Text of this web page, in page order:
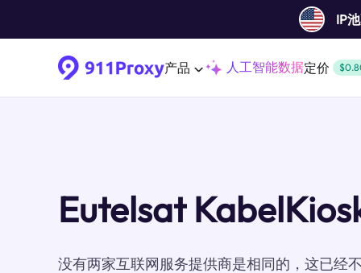
IP
产品 人工智能数据定价
Eutelsat
没有两家互联网服务提供商是相同的，这已经